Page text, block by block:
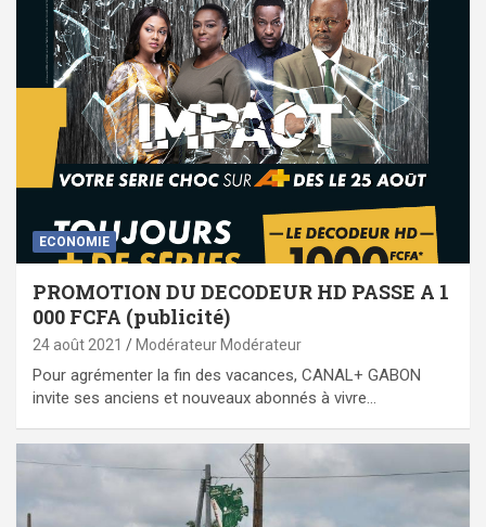
ECONOMIE
PROMOTION DU DECODEUR HD PASSE A 1
000 FCFA (publicité)
24 août 2021 Modérateur Modérateur
Pour agrémenter la fin des vacances, CANAL+ GABON
invite ses anciens et nouveaux abonnés à vivre…